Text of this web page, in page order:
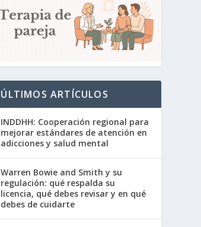
ÚLTIMOS ARTÍCULOS
INDDHH: Cooperación regional para
mejorar estándares de atención en
adicciones y salud mental
Warren Bowie and Smith y su
regulación: qué respalda su
licencia, qué debes revisar y en qué
debes de cuidarte